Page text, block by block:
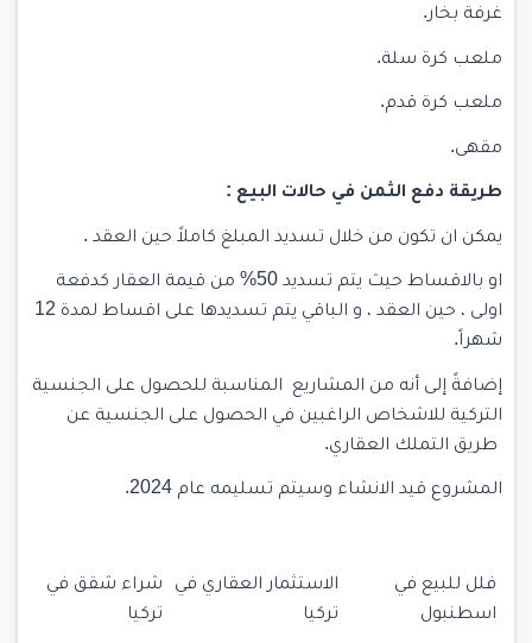
غرفة بخار.
ملعب كرة سلة.
ملعب كرة قدم.
مقهى.
طريقة دفع الثمن في حالات البيع :
يمكن ان تكون من خلال تسديد المبلغ كاملاً حين العقد .
او بالاقساط حيث يتم تسديد 50% من قيمة العقار كدفعة
اولى ، حين العقد ، و الباقي يتم تسديدها على اقساط لمدة 12
شهراً.
إضافةً إلى أنه من المشاريع المناسبة للحصول على الجنسية
التركية للاشخاص الراغبين في الحصول على الجنسية عن
طريق التملك العقاري.
المشروع قيد الانشاء وسيتم تسليمه عام 2024.
فلل للبيع في
اسطنبول
الاستثمار العقاري في
تركيا
شراء شقق في
تركيا